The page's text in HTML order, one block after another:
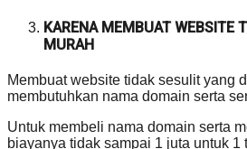
KARENA MEMBUAT WEBSITE
MURAH
Membuat website tidak sesulit yang
membutuhkan nama domain serta
Untuk membeli nama domain serta
biayanya tidak sampai 1 juta untuk 1